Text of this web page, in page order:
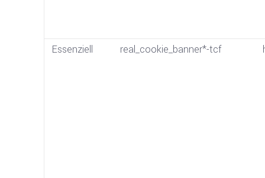
Essenziell real_cookie_banner*-tcf